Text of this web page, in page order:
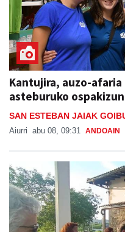
Kantujira, auzo-
asteburuko
SAN ESTEBAN JAIAK
Aiurri abu 08, 09:31 ANDOAIN